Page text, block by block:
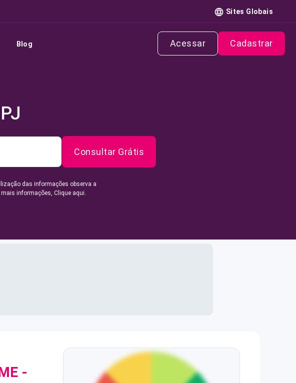
Sites Globais
Blog Acessar Cadastrar
Consultar Grátis
das informações observa a
mais informações, Clique aqui.
-